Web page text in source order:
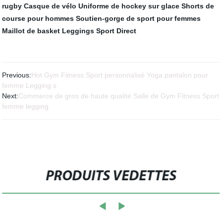
rugby Casque de vélo Uniforme de hockey sur glace Shorts de
course pour hommes Soutien-gorge de sport pour femmes
Maillot de basket Leggings Sport Direct
Previous:Hot Gym Fitness Sport personnalisé Yoga pantalon pour
femme Legging s
Next:Commerce de gros de haute qualité Salle de Gym Fitness Sport
femme legging
PRODUITS VEDETTES